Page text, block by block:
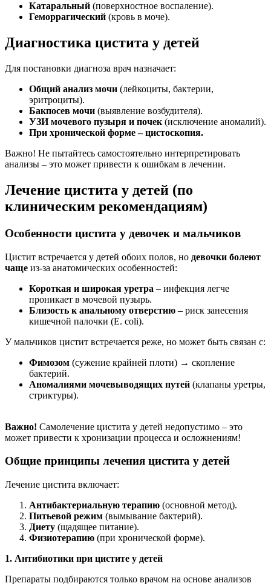
Катаральный (поверхностное воспаление).
Геморрагический (кровь в моче).
Диагностика цистита у детей
Для постановки диагноза врач назначает:
Общий анализ мочи (лейкоциты, бактерии,
эритроциты).
Бакпосев мочи (выявление возбудителя).
УЗИ мочевого пузыря и почек (исключение аномалий).
При хронической форме – цистоскопия.
Важно! Не пытайтесь самостоятельно интерпретировать
анализы – это может привести к ошибкам в лечении.
Лечение цистита у детей (по
клиническим рекомендациям)
Особенности цистита у девочек и мальчиков
Цистит встречается у детей обоих полов, но девочки болеют
чаще из-за анатомических особенностей:
Короткая и широкая уретра – инфекция легче
проникает в мочевой пузырь.
Близость к анальному отверстию – риск занесения
кишечной палочки (E. coli).
У мальчиков цистит встречается реже, но может быть связан с:
Фимозом (сужение крайней плоти) → скопление
бактерий.
Аномалиями мочевыводящих путей (клапаны уретры,
стриктуры).
Важно! Самолечение цистита у детей недопустимо – это
может привести к хронизации процесса и осложнениям!
Общие принципы лечения цистита у детей
Лечение цистита включает:
Антибактериальную терапию (основной метод).
Питьевой режим (вымывание бактерий).
Диету (щадящее питание).
Физиотерапию (при хронической форме).
1. Антибиотики при цистите у детей
Препараты подбираются только врачом на основе анализов